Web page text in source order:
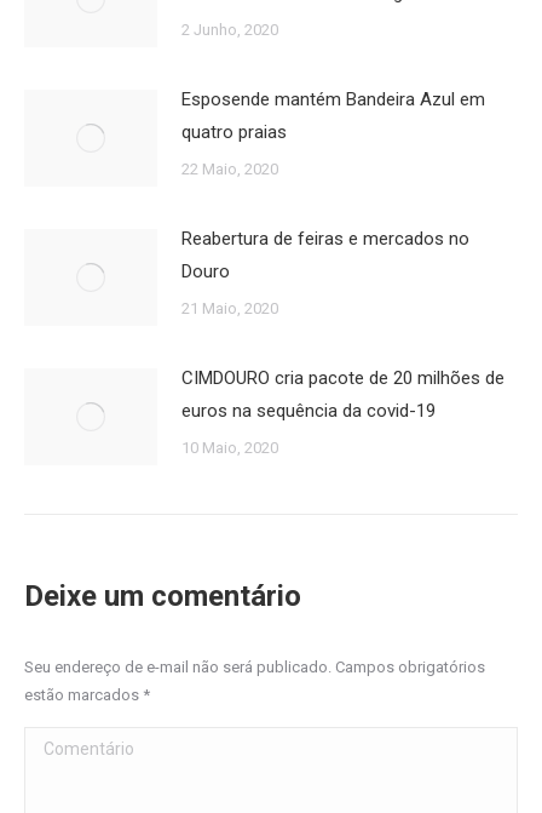
2 Junho, 2020
Esposende mantém Bandeira Azul em
quatro praias
22 Maio, 2020
Reabertura de feiras e mercados no
Douro
21 Maio, 2020
CIMDOURO cria pacote de 20 milhões de
euros na sequência da covid-19
10 Maio, 2020
Deixe um comentário
Seu endereço de e-mail não será publicado. Campos obrigatórios
estão marcados *
Comentário